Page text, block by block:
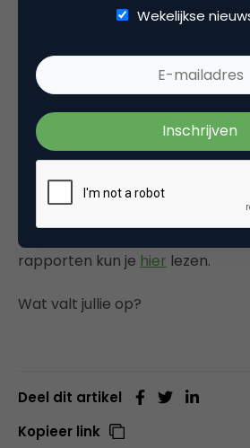
voren komen in dit Hype Cycle
zijn gericht op communicatie
“Internet of Things”), analytics
en interfaces (gesture
combinatie met Augmented
Experience gaat bevorderen).
rapporten kun je hier lezen.
Wat valt jullie op?
Deel dit artikel
Kopieer link
Wekelijkse